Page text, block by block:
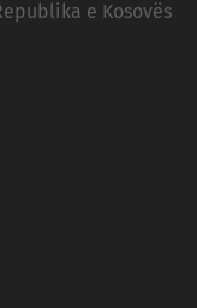
e Kosovës